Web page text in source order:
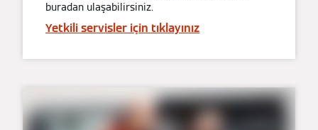
buradan ulaşabilirsiniz.
Yetkili servisler için tıklayınız